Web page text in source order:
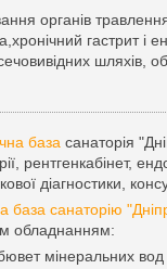
органів
гастрит і
шляхів,
база санаторія
рентгенкабінет,
діагностики,
база санаторію
обладнанням:
мінеральних вод